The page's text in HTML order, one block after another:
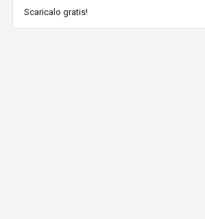
Scaricalo gratis!